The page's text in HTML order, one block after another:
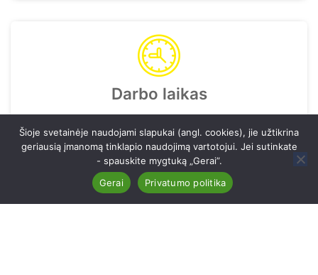
Darbo laikas
Vilniaus kunigaikščio Gedimino progimnazija. Visos
Šioje svetainėje naudojami slapukai (angl. cookies), jie užtikrina
geriausią įmanomą tinklapio naudojimą vartotojui. Jei sutinkate
- spauskite mygtuką „Gerai”.
Gerai
Privatumo politika